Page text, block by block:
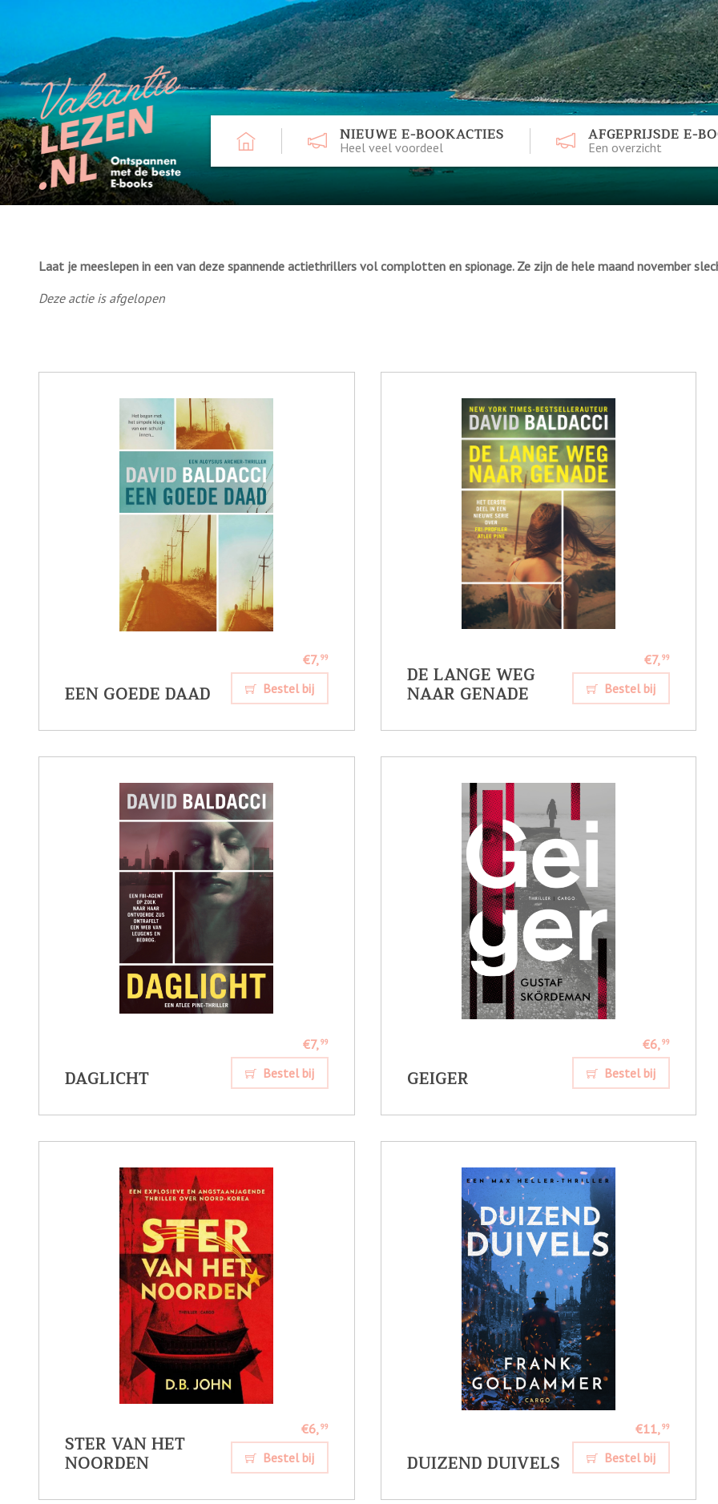
NIEUWE E-BOOKACTIES
Heel veel voordeel
AFGEPRIJSDE E-
Een overzicht
Laat je meeslepen in een van deze spannende actiethrillers vol complotten en spionage. Ze zijn de hele maand november
Deze actie is afgelopen
EEN GOEDE DAAD
€7,99
Bestel bij DE LANGE WEG
NAAR GENADE
€7,99
Bestel bij
DAGLICHT
€7,99
Bestel bij GEIGER
€6,99
Bestel bij
STER VAN HET
NOORDEN
€6,99
Bestel bij DUIZEND DUIVELS
€11,99
Bestel bij